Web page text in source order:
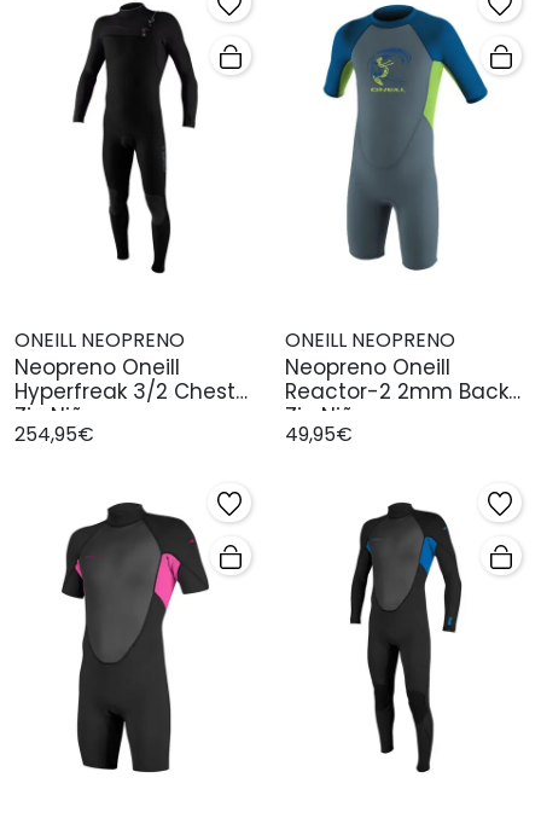
ONEILL NEOPRENO
Neopreno Oneill
Hyperfreak 3/2 Chest
Zip Niño
254,95€
ONEILL NEOPRENO
Neopreno Oneill
Reactor-2 2mm Back
Zip Niño
49,95€